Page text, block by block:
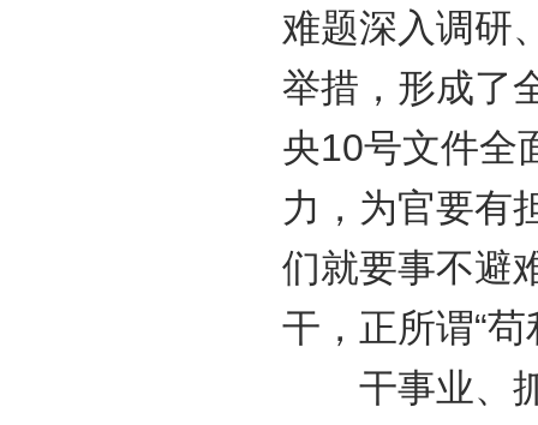
难题深入调研
举措，形成了
央10号文件全
力，为官要有
们就要事不避
干，正所谓“
干事业、抓